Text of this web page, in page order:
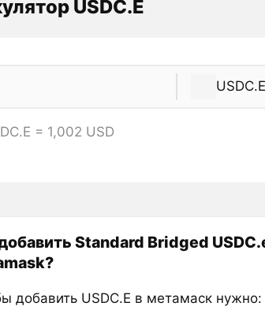
USDC.E
USDC.E
= 1,002 USD
Standard Bridged
добавить USDC.E в метамаск нужно: